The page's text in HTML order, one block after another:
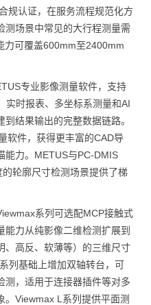
规认证，在服务流程规范化方
测场景中常见的大行程测量需
力可覆盖600mm至2400mm
专业影像测量软件，支持
实时报表、多坐标系测量和AI
结果输出的完整数据链路。
软件，获得更丰富的CAD导
能力。METUS与PC-DMIS
轮廓尺寸检测场景提供了梯
系列可选配MCP接触式
力从纯影像二维检测扩展到
、高反、软薄等）的三维尺寸
列基础上增加双轴转台，可
测，适用于连接器插件等对多
Viewmax L系列提供平面测